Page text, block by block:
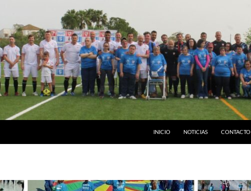
INICIO NOTICIAS CONTACTO